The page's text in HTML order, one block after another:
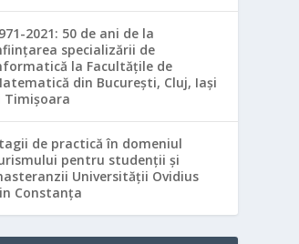
2021: 50 de ani de la
specializării de
la Facultățile de
din București, Cluj, Iași
Timișoara
de practică în domeniul
pentru studenții și
Universității Ovidius
Constanța